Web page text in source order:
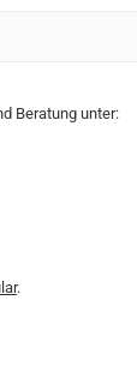
Beratung unter:
.